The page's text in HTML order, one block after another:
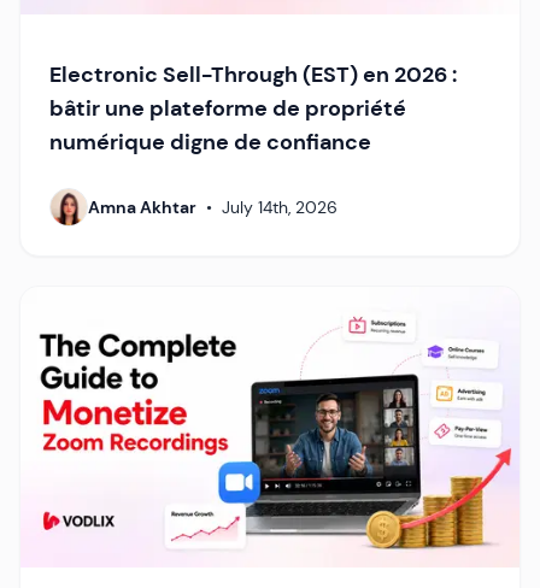
Electronic Sell-Through (EST) en 2026 :
bâtir une plateforme de propriété
numérique digne de confiance
Amna Akhtar • July 14th, 2026